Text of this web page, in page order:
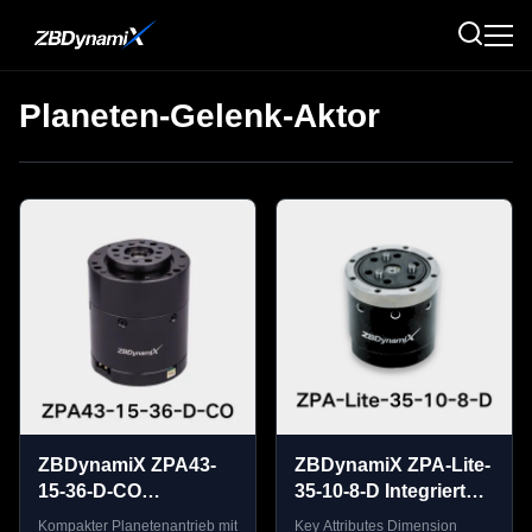
Planeten-Gelenk-Aktor
ZBDynamiX ZPA43-
15-36-D-CO
Integrierter
Kompakter Planetenantrieb mit
ZBDynamiX ZPA-Lite-
35-10-8-D Integrierter
Planetarischer
Key Attributes Dimension